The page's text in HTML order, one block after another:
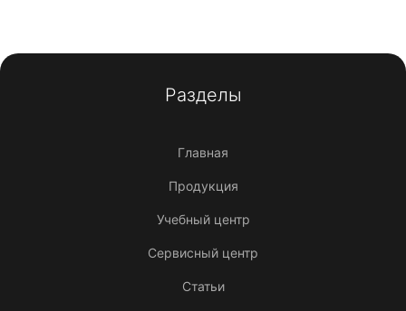
Разделы
Главная
Продукция
Учебный центр
Сервисный центр
Статьи